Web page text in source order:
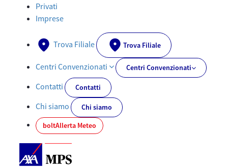
Documenti PRIIPs - AXA-MPS.IT
Privati
Imprese
Trova Filiale Trova Filiale
Centri Convenzionati Centri Convenzionati
Contatti Contatti
Chi siamo
Chi siamo
boltAllerta Meteo